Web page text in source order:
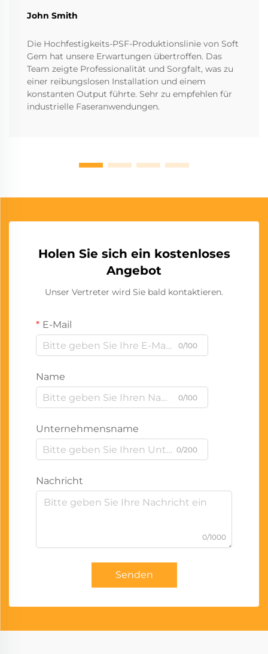
John Smith
Die Hochfestigkeits-PSF-Produktionslinie von Soft
Gem hat unsere Erwartungen übertroffen. Das
Team zeigte Professionalität und Sorgfalt, was zu
einer reibungslosen Installation und einem
konstanten Output führte. Sehr zu empfehlen für
industrielle Faseranwendungen.
Holen Sie sich ein kostenloses
Angebot
Unser Vertreter wird Sie bald kontaktieren.
E-Mail
0/100
Name
0/100
Unternehmensname
0/200
Nachricht
0/1000
Senden